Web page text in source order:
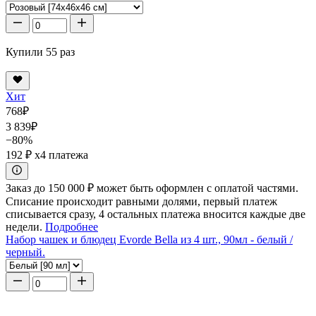
Купили 55 раз
Хит
768₽
3 839₽
−80%
192 ₽ x4 платежа
Заказ до 150 000 ₽ может быть оформлен с оплатой частями.
Списание происходит равными долями, первый платеж
списывается сразу, 4 остальных платежа вносится каждые две
недели. Подробнее
Набор чашек и блюдец Evorde Bella из 4 шт., 90мл - белый /
черный.